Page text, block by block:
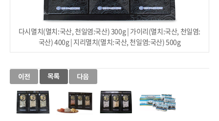
다시멸치(멸치:국산, 천일염:국산) 300g | 가이리(멸치:국산, 천일염:
국산) 400g | 지리멸치(멸치:국산, 천일염:국산) 500g